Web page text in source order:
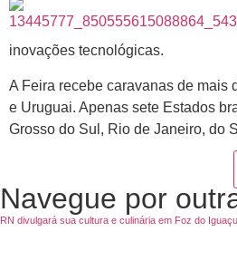
inovações tecnológicas.
A Feira recebe caravanas de mais
e Uruguai. Apenas sete Estados
Grosso do Sul, Rio de Janeiro, do
Navegue por
RN divulgará sua cultura e culinária em Foz do Iguaçu